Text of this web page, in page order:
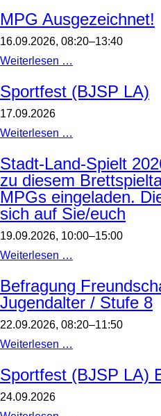
MPG Ausgezeichnet!
16.09.2026, 08:20–13:40
Weiterlesen …
Sportfest (BJSP LA)
17.09.2026
Weiterlesen …
Stadt-Land-Spielt
zu diesem
MPGs eingeladen.
sich auf Sie/euch
19.09.2026, 10:00–15:00
Weiterlesen …
2026
/
Alle
sind
herzlich
im
Foyer
Befragung
Jugendalter / Stufe 8
22.09.2026, 08:20–11:50
Weiterlesen …
Gewalt
im
Sportfest (BJSP LA)
24.09.2026